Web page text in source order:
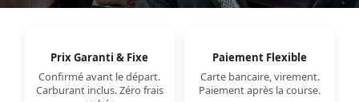
Prix Garanti & Fixe
Confirmé avant le départ.
Carburant inclus. Zéro frais
Paiement Flexible
Carte bancaire, virement.
Paiement après la course.